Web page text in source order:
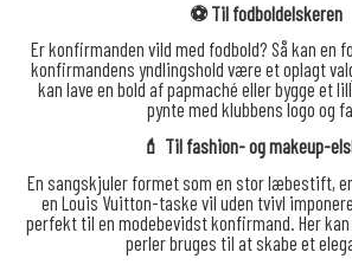
⚽ Til fodboldelskeren
Er konfirmanden vild med fodbold? Så kan en
konfirmandens yndlingshold være et oplagt
kan lave en bold af papmaché eller bygge et
pynte med klubbens logo og
💄 Til fashion- og makeup-
En sangskjuler formet som en stor læbestift,
en Louis Vuitton-taske vil uden tvivl
perfekt til en modebevidst konfirmand. Her
perler bruges til at skabe et